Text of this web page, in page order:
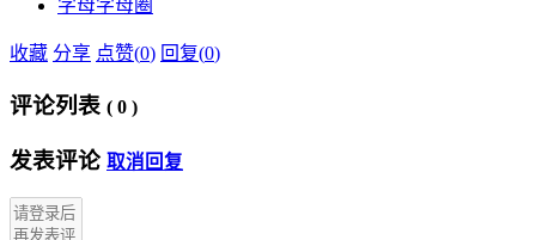
字母字母圈
收藏 分享 点赞(0) 回复(0)
评论列表 ( 0 )
发表评论 取消回复